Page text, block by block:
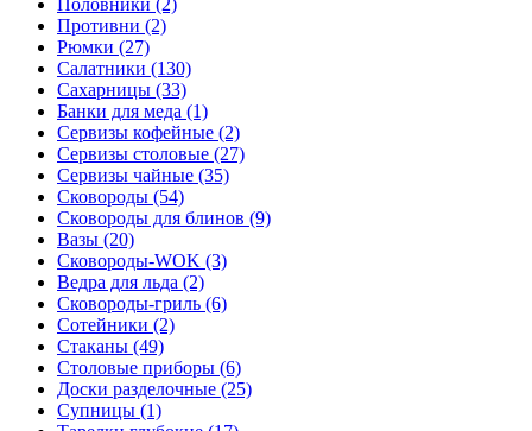
Противни (2)
Рюмки (27)
Салатники (130)
Сахарницы (33)
Банки для меда (1)
Сервизы кофейные (2)
Сервизы столовые (27)
Сервизы чайные (35)
Сковороды (54)
Сковороды для блинов (9)
Вазы (20)
Сковороды-WOK (3)
Ведра для льда (2)
Сковороды-гриль (6)
Сотейники (2)
Стаканы (49)
Столовые приборы (6)
Доски разделочные (25)
Супницы (1)